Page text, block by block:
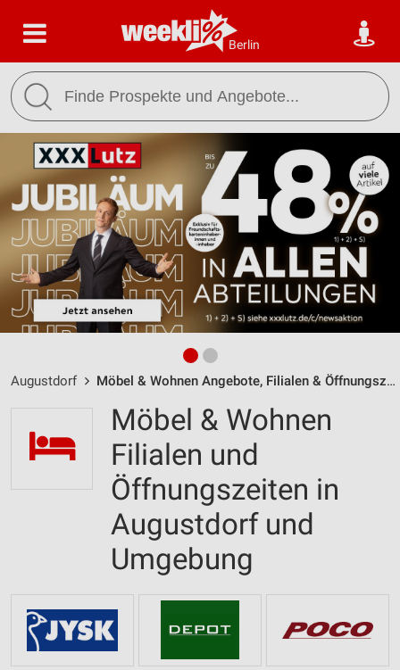
Berlin
Augustdorf Möbel & Wohnen Angebote, Filialen & Öffnungszeiten
Möbel & Wohnen
Filialen und
Öffnungszeiten in
Augustdorf und
Umgebung